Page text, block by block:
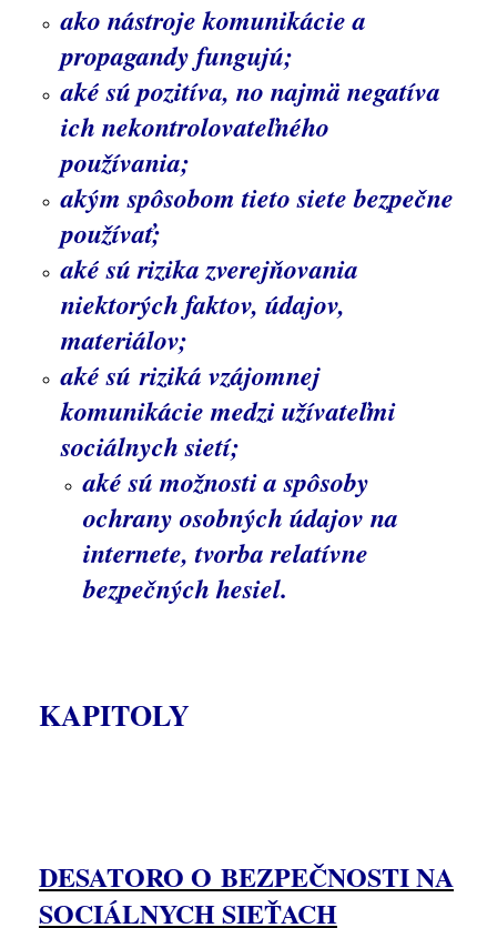
ako nástroje komunikácie a
propagandy fungujú;
aké sú pozitíva, no najmä negatíva
ich nekontrolovateľného
používania;
akým spôsobom tieto siete bezpečne
používať;
aké sú rizika zverejňovania
niektorých faktov, údajov,
materiálov;
aké sú riziká vzájomnej
komunikácie medzi užívateľmi
sociálnych sietí;
aké sú možnosti a spôsoby
ochrany osobných údajov na
internete, tvorba relatívne
bezpečných hesiel.
KAPITOLY
DESATORO O BEZPEČNOSTI NA
SOCIÁLNYCH SIEŤACH